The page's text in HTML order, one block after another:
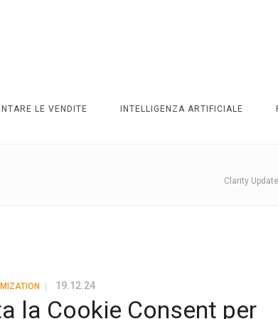
LE VENDITE INTELLIGENZA ARTIFICIALE
Clarity
19.12.24
la Cookie Consent per